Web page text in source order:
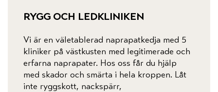
mat & dryck
konferens
butiker
rygg och ledkliniken
Vi är en väletablerad naprapatkedja med 5
kliniker på västkusten med legitimerade och
erfarna naprapater. Hos oss får du hjälp
med skador och smärta i hela kroppen. Låt
inte ryggskott, nackspärr,